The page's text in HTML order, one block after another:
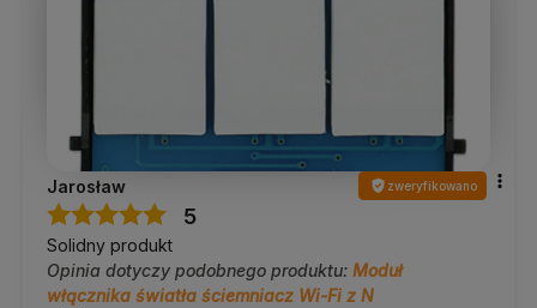
Jarosław zweryfikowano
5
Solidny produkt
Opinia dotyczy podobnego produktu: Moduł
włącznika światła ściemniacz Wi-Fi z N